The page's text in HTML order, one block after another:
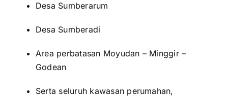
Desa Sumberarum
Desa Sumberadi
Area perbatasan Moyudan – Minggir –
Godean
Serta seluruh kawasan perumahan,